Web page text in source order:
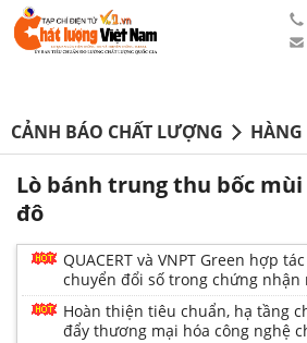
CẢNH BÁO CHẤT LƯỢNG HÀNG
Lò bánh trung thu bốc
đô
QUACERT và VNPT Green hợp
chuyển đổi số trong chứng nhận
Hoàn thiện tiêu chuẩn, hạ tầng
đẩy thương mại hóa công nghệ